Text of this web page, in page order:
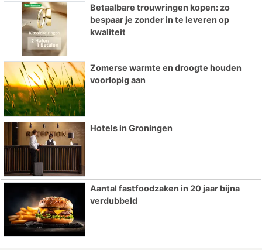
Betaalbare trouwringen kopen: zo
bespaar je zonder in te leveren op
kwaliteit
Zomerse warmte en droogte houden
voorlopig aan
Hotels in Groningen
Aantal fastfoodzaken in 20 jaar bijna
verdubbeld